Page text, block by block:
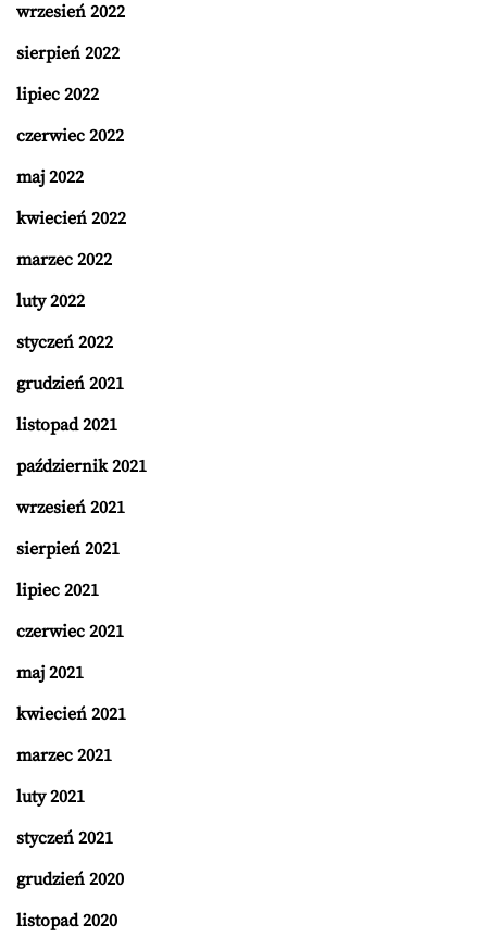
wrzesień 2022
sierpień 2022
lipiec 2022
czerwiec 2022
maj 2022
kwiecień 2022
marzec 2022
luty 2022
styczeń 2022
grudzień 2021
listopad 2021
październik 2021
wrzesień 2021
sierpień 2021
lipiec 2021
czerwiec 2021
maj 2021
kwiecień 2021
marzec 2021
luty 2021
styczeń 2021
grudzień 2020
listopad 2020